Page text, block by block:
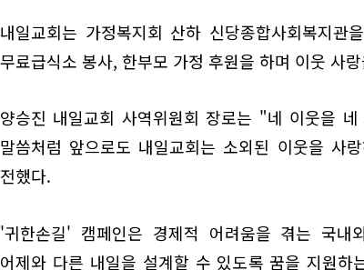
내일교회는 가정복지회 산하 신당종합사회복지관
무료급식소 봉사, 한부모 가정 후원을 하며 이웃 사
양승진 내일교회 사역위원회 장로는 "네 이웃을
말씀처럼 앞으로도 내일교회는 소외된 이웃을 사
전했다.
'귀한손길' 캠페인은 경제적 어려움을 겪는 국내
어제와 다른 내일을 설계할 수 있도록 꿈을 지원하